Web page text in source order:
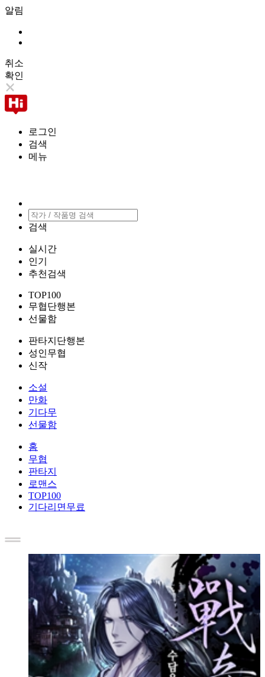
알림
취소
확인
로그인
검색
메뉴
검색
실시간
인기
추천검색
TOP100
무협단행본
선물함
판타지단행본
성인무협
신작
소설
만화
기다무
선물함
홈
무협
판타지
로맨스
TOP100
기다리면무료